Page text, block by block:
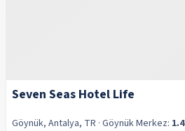
Seven Seas Hotel Life
Göynük, Antalya, TR · GöynükMerkez: